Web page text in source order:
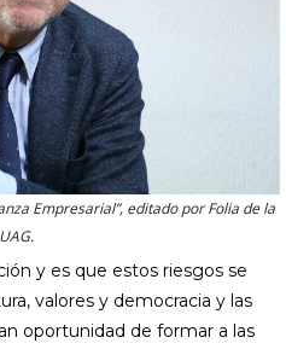
Empresarial”, editado por Folia de la
UAG.
y es que estos riesgos se
valores y democracia y las
oportunidad de formar a las